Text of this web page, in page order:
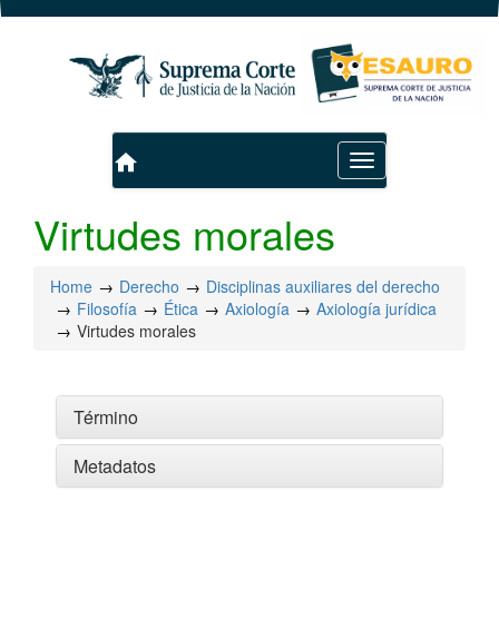
Toggle
navigation
home
Virtudes morales
Home Derecho
Disciplinas auxiliares del derecho
Filosofía
Ética Axiología
Axiología jurídica
Virtudes morales
Término
Metadatos